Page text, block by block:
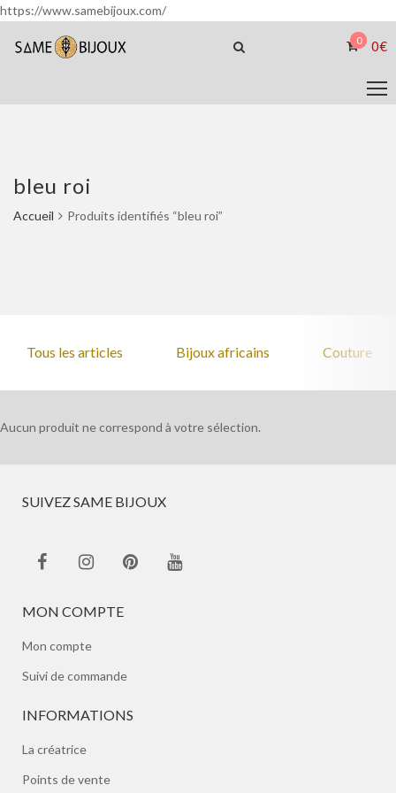
https://www.samebijoux.com/
0 0€
bleu roi
Accueil Produits identifiés “bleu roi”
Tous les articles Bijoux africains Couture
Aucun produit ne correspond à votre sélection.
SUIVEZ SAME BIJOUX
MON COMPTE
Mon compte
Suivi de commande
INFORMATIONS
La créatrice
Points de vente